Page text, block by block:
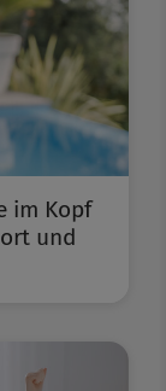
im Kopf
und